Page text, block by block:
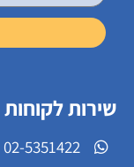
שירות לקוחות
02-5351422